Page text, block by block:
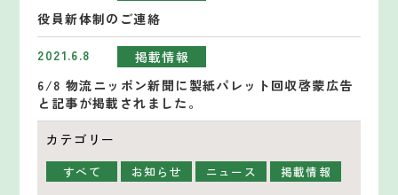
役員新体制のご連絡
2021.6.8
掲載情報
6/8 物流ニッポン新聞に製紙パレット回収啓蒙広告
と記事が掲載されました。
カテゴリー
すべて お知らせ ニュース 掲載情報